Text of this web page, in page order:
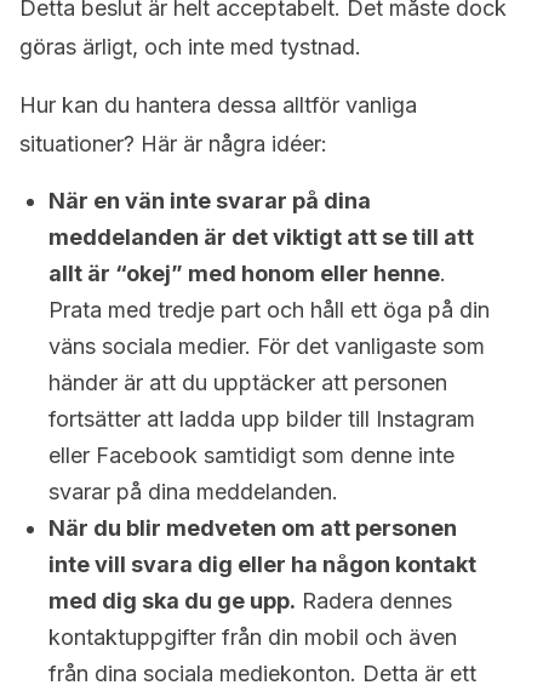
Detta beslut är helt acceptabelt. Det måste dock
göras ärligt, och inte med tystnad.
Hur kan du hantera dessa alltför vanliga
situationer? Här är några idéer:
När en vän inte svarar på dina
meddelanden är det viktigt att se till att
allt är “okej” med honom eller henne.
Prata med tredje part och håll ett öga på din
väns sociala medier. För det vanligaste som
händer är att du upptäcker att personen
fortsätter att ladda upp bilder till Instagram
eller Facebook samtidigt som denne inte
svarar på dina meddelanden.
När du blir medveten om att personen
inte vill svara dig eller ha någon kontakt
med dig ska du ge upp. Radera dennes
kontaktuppgifter från din mobil och även
från dina sociala mediekonton. Detta är ett